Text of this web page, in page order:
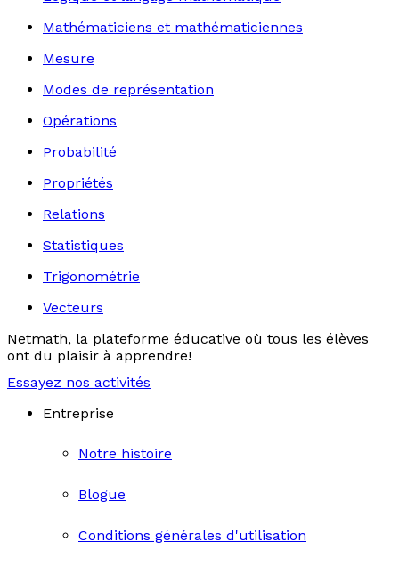
Mathématiciens et mathématiciennes
Mesure
Modes de représentation
Opérations
Probabilité
Propriétés
Relations
Statistiques
Trigonométrie
Vecteurs
Netmath, la plateforme éducative où tous les élèves
ont du plaisir à apprendre!
Essayez nos activités
Entreprise
Notre histoire
Blogue
Conditions générales d'utilisation